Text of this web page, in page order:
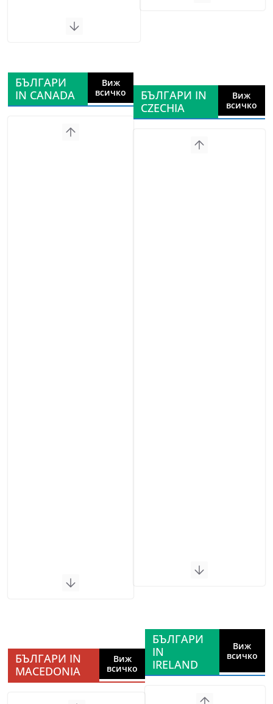
БЪЛГАРИ
IN CANADA
Виж
всичко
БЪЛГАРИ IN
CZECHIA
Виж
всичко
БЪЛГАРИ IN
MACEDONIA
Виж
всичко
БЪЛГАРИ
IN
IRELAND
Виж
всичко